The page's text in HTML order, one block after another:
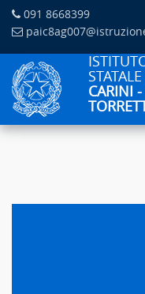
091 8668399
STATALE
CARINI